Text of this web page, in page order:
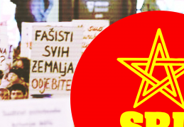
Skip
to
content